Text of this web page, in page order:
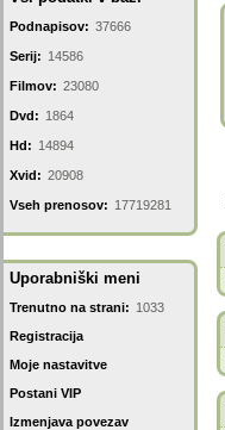
Podnapisov: 37666
Serij: 14586
Filmov: 23080
Dvd: 1864
Hd: 14894
Xvid: 20908
Vseh prenosov: 17719281
Uporabniški meni
Trenutno na strani: 1033
Registracija
Moje nastavitve
Postani VIP
Izmenjava povezav